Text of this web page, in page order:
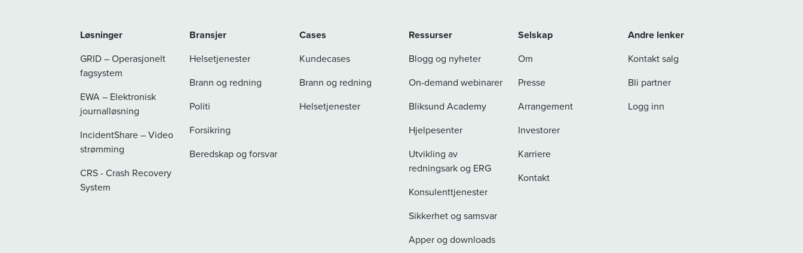
Løsninger
GRID – Operasjonelt
fagsystem
EWA – Elektronisk
journalløsning
IncidentShare – Video
strømming
CRS - Crash Recovery
System
Bransjer
Helsetjenester
Brann og redning
Politi
Forsikring
Beredskap og forsvar
Cases
Kundecases
Brann og redning
Helsetjenester
Ressurser
Blogg og nyheter
On-demand webinarer
Bliksund Academy
Hjelpesenter
Utvikling av
redningsark og ERG
Konsulenttjenester
Sikkerhet og samsvar
Apper og downloads
Selskap
Om
Presse
Arrangement
Investorer
Karriere
Kontakt
Andre lenker
Kontakt salg
Bli partner
Logg inn